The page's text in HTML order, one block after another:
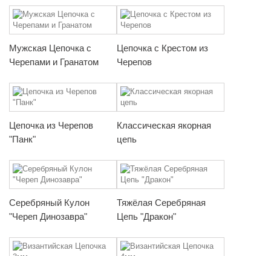
Мужская Цепочка с
Черепами и Гранатом
Цепочка с Крестом из
Черепов
Цепочка из Черепов
"Панк"
Классическая якорная
цепь
Серебряный Кулон
"Череп Динозавра"
Тяжёлая Серебряная
Цепь "Дракон"